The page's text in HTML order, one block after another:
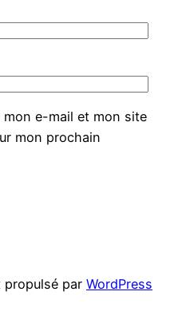
e-mail et mon site
mon prochain
propulsé par WordPress